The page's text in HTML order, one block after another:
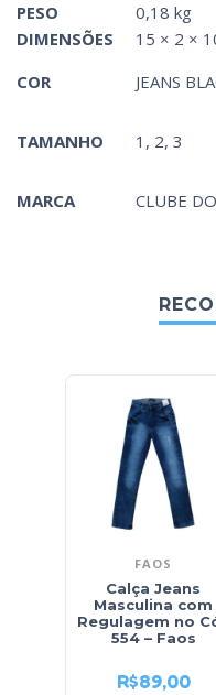
PESO
0,18 kg
DIMENSÕES
15 × 2 ×
COR
JEANS
TAMANHO 1, 2, 3
MARCA CLUBE
FAOS
Calça Jeans
Masculina com
Regulagem no
554 – Faos
R$89,00